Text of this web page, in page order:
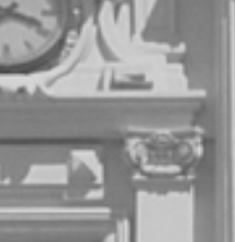
Reglamentos
Documentos